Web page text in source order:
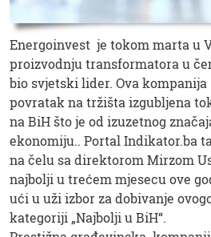
Energoinvest je tokom marta u
proizvodnju transformatora u
bio svjetski lider. Ova
povratak na tržišta izgubljena
na BiH što je od izuzetnog
ekonomiju.. Portal Indikator.ba
na čelu sa direktorom Mirzom
najbolji u trećem mjesecu ove
ući u uži izbor za dobivanje
kategoriji „Najbolji u BiH“.